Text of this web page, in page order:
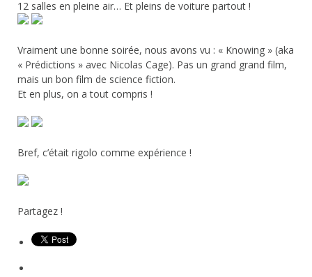
12 salles en pleine air… Et pleins de voiture partout !
Vraiment une bonne soirée, nous avons vu : « Knowing » (aka
« Prédictions » avec Nicolas Cage). Pas un grand grand film,
mais un bon film de science fiction.
Et en plus, on a tout compris !
Bref, c’était rigolo comme expérience !
Partagez !